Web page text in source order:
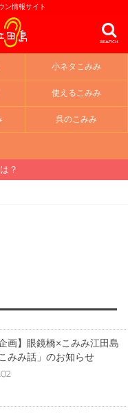
ン情報サイト
search
小ネタこみみ
使えるこみみ
呉のこみみ
？
画】眼鏡橋×こみみ江田島
みみ話」のお知らせ